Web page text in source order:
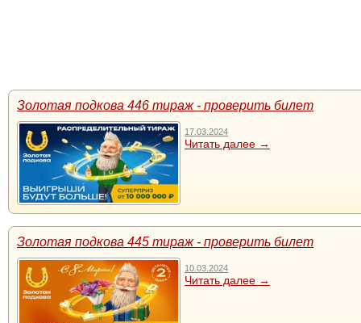
Золотая подкова 446 тираж - проверить билет
17.03.2024
Читать далее →
Золотая подкова 445 тираж - проверить билет
10.03.2024
Читать далее →